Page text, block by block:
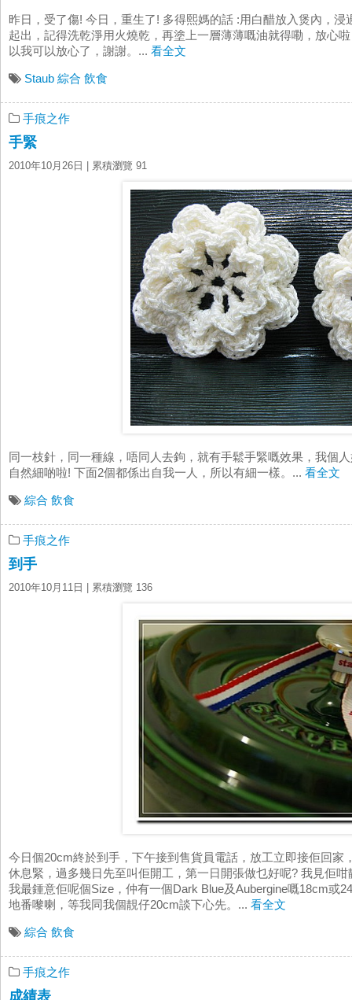
昨日，受了傷! 今日，重生了! 多得熙媽的話 :用白醋放入煲內，
起出，記得洗乾淨用火燒乾，再塗上一層薄薄嘅油就得嘞，放心
以我可以放心了，謝謝。... 看全文
Staub 綜合 飲食
手痕之作
手緊
2010年10月26日 | 累積瀏覽 91
同一枝針，同一種線，唔同人去鉤，就有手鬆手緊嘅效果，我個
自然細啲啦! 下面2個都係出自我一人，所以有細一樣。... 看全文
綜合 飲食
手痕之作
到手
2010年10月11日 | 累積瀏覽 136
今日個20cm終於到手，下午接到售貨員電話，放工立即接佢回家
休息緊，過多幾日先至叫佢開工，第一日開張做乜好呢? 我見佢
我最鍾意佢呢個Size，仲有一個Dark Blue及Aubergine嘅18cm或
地番嚟喇，等我同我個靚仔20cm談下心先。... 看全文
綜合 飲食
手痕之作
成績表